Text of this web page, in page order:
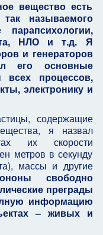
вещество есть
называемого
НЛО и т.д. Я
и генераторов
его основные
процессов,
электронику и
содержащие
я назвал
их скорости
метров в секунду
массы и другие
свободно
преграды
информацию
– живых и